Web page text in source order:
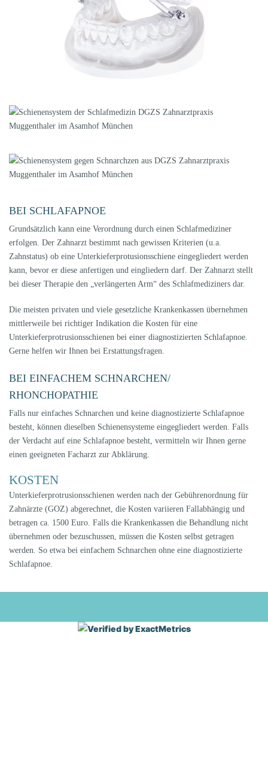
BEI SCHLAFAPNOE
Grundsätzlich kann eine Verordnung durch einen Schlafmediziner
erfolgen. Der Zahnarzt bestimmt nach gewissen Kriterien (u.a.
Zahnstatus) ob eine Unterkieferprotusionsschiene eingegliedert werden
kann, bevor er diese anfertigen und eingliedern darf. Der Zahnarzt stellt
bei dieser Therapie den „verlängerten Arm“ des Schlafmediziners dar.
Die meisten privaten und viele gesetzliche Krankenkassen übernehmen
mittlerweile bei richtiger Indikation die Kosten für eine
Unterkieferprotrusionsschienen bei einer diagnostizierten Schlafapnoe.
Gerne helfen wir Ihnen bei Erstattungsfragen.
BEI EINFACHEM SCHNARCHEN/
RHONCHOPATHIE
Falls nur einfaches Schnarchen und keine diagnostizierte Schlafapnoe
besteht, können dieselben Schienensysteme eingegliedert werden. Falls
der Verdacht auf eine Schlafapnoe besteht, vermitteln wir Ihnen gerne
einen geeigneten Facharzt zur Abklärung.
KOSTEN
Unterkieferprotrusionsschienen werden nach der Gebührenordnung für
Zahnärzte (GOZ) abgerechnet, die Kosten variieren Fallabhängig und
betragen ca. 1500 Euro. Falls die Krankenkassen die Behandlung nicht
übernehmen oder bezuschussen, müssen die Kosten selbst getragen
werden. So etwa bei einfachem Schnarchen ohne eine diagnostizierte
Schlafapnoe.